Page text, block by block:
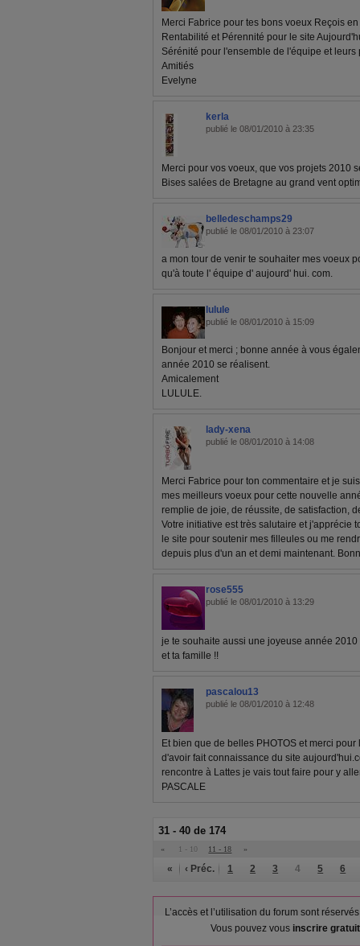
Merci Fabrice pour tes bons voeux Reçois
Rentabilité et Pérennité pour le site
Sérénité pour l'ensemble de l'équipe et leurs
Amitiés
Evelyne
kerla
publié le 08/01/2010 à 23:35
Merci pour vos voeux, que vos projets 2010
Bises salées de Bretagne au grand vent
belledeschamps29
publié le 08/01/2010 à 23:07
a mon tour de venir te souhaiter mes voeux
qu'à toute l' équipe d' aujourd' hui. com.
lulule
publié le 08/01/2010 à 15:09
Bonjour et merci ; bonne année à vous
année 2010 se réalisent.
Amicalement
LULULE.
lady-xena
publié le 08/01/2010 à 14:08
Merci Fabrice pour ton commentaire et je
mes meilleurs voeux pour cette nouvelle
remplie de joie, de réussite, de satisfaction,
Votre initiative est très salutaire et j'apprécie
le site pour soutenir mes filleules ou me
depuis plus d'un an et demi maintenant.
rose555
publié le 08/01/2010 à 13:29
je te souhaite aussi une joyeuse année
et ta famille !!
pascalou13
publié le 08/01/2010 à 12:48
Et bien que de belles PHOTOS et merci
d'avoir fait connaissance du site
rencontre à Lattes je vais tout faire pour y
PASCALE
31 - 40 de 174
« 1 - 10 11 - 18 »
« ‹ Préc. 1 2 3 4 5 6
L’accès et l’utilisation du forum sont
Vous pouvez vous inscrire